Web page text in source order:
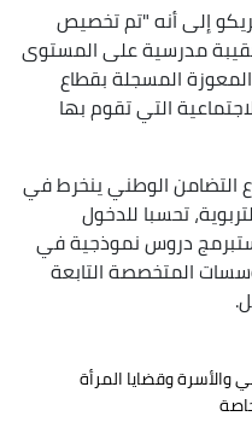
إلى أنه "تم تخصيص
ما يفوق 170 ألف حقيبة مدرسية على المستوى
المسجلة بقطاع
التي تقوم بها
الوطني ينخرط في
تحسبا للدخول
أنه ستبرمج دروس نموذجية في
المتخصصة التابعة
وقضايا المرأة